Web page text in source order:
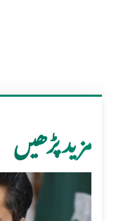
مزید پڑھیں